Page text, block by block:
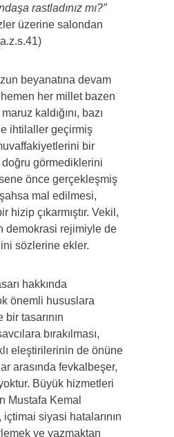
rastladınız mı?”
üzerine salondan
beyanatına devam
her millet bazen
kaldığını, bazı
ihtilaller geçirmiş
bir
görmediklerini
önce gerçekleşmiş
mal edilmesi,
hizip çıkarmıştır. Vekil,
demokrasi rejimiyle de
sözlerine ekler.
hakkında
önemli hususlara
tasarının
bırakılması,
eleştirilerinin de önüne
arasında fevkalbeşer,
Büyük hizmetleri
Mustafa Kemal
içtimai siyasi hatalarının
ve yazmaktan